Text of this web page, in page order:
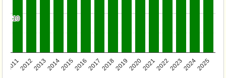
201120122013201420152016201720182019202020212022202320242025
10
10